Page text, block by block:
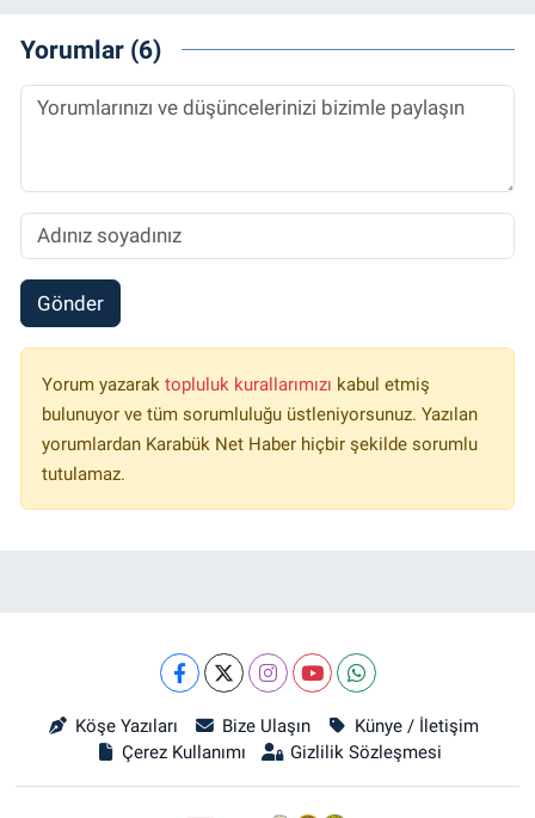
Yorumlar (6)
Gönder
Yorum yazarak topluluk kurallarımızı kabul etmiş
bulunuyor ve tüm sorumluluğu üstleniyorsunuz. Yazılan
yorumlardan Karabük Net Haber hiçbir şekilde sorumlu
tutulamaz.
Köşe Yazıları Bize Ulaşın
Künye / İletişim
Çerez Kullanımı
Gizlilik Sözleşmesi